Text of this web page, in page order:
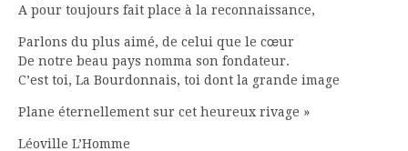
A pour toujours fait place à la reconnaissance,
Parlons du plus aimé, de celui que le cœur
De notre beau pays nomma son fondateur.
C’est toi, La Bourdonnais, toi dont la grande image
Plane éternellement sur cet heureux rivage »
Léoville L’Homme